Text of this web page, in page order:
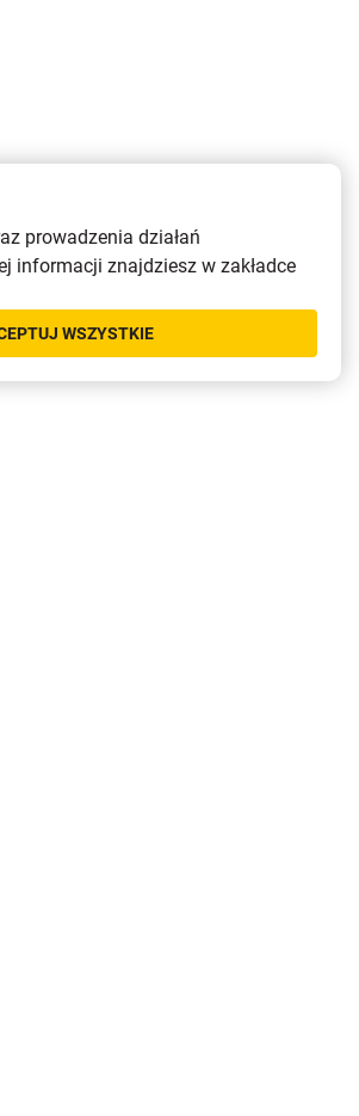
prowadzenia działań
informacji znajdziesz w zakładce
WSZYSTKIE